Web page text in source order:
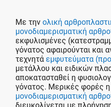
Με την ολική
μονοδιαμερισματική
εκφυλισμένες
γόνατος αφαιρούνται και
τεχνητά εμφυτεύματα
μετάλλου και ειδικών
αποκατασταθεί η
γόνατος. Μερικές φορές η
μονοδιαμερισματική